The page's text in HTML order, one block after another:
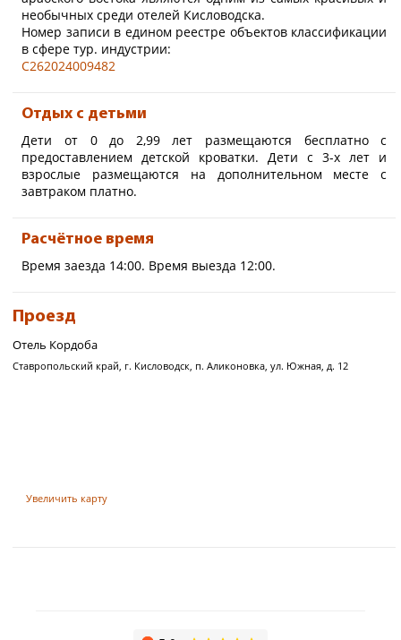
Варианты размещения:
до 5 взрослых - без детей
Также можно разместить 1-го
ребенка до 2,99 (без
питания).
необычных среди отелей Кисловодска.
Номер записи в едином реестре объектов классификации
в сфере тур. индустрии:
С262024009482
Отдых с детьми
Дети от 0 до 2,99 лет размещаются бесплатно с
предоставлением детской кроватки. Дети с 3-х лет и
взрослые размещаются на дополнительном месте с
завтраком платно.
Расчётное время
Время заезда 14:00. Время выезда 12:00.
Проезд
Отель Кордоба
Ставропольский край, г. Кисловодск, п. Аликоновка, ул. Южная, д. 12
Увеличить карту